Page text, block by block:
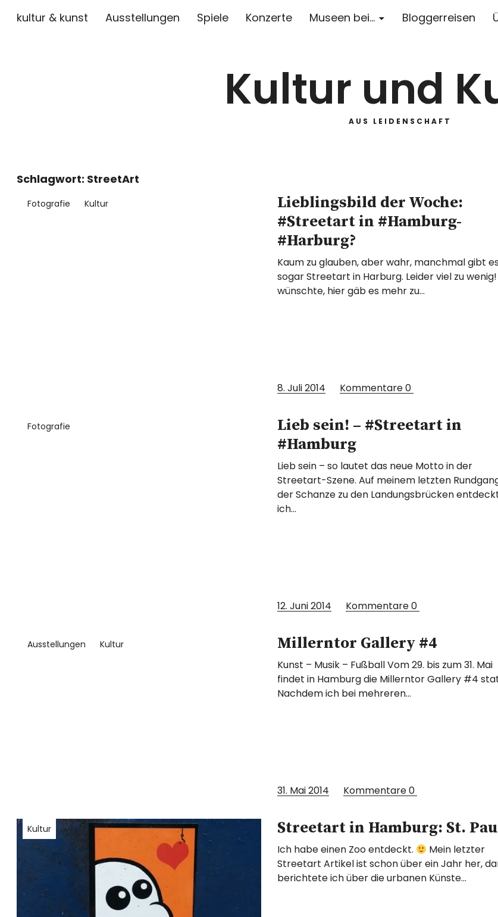
kultur & kunst Ausstellungen Spiele Konzerte Museen bei… Bloggerreisen
Kultur und
AUS LEIDENSCHAFT
Schlagwort: StreetArt
Fotografie Kultur
Lieblingsbild der Woche:
#Streetart in #Hamburg-
#Harburg?
Kaum zu glauben, aber wahr, manchmal gibt es
sogar Streetart in Harburg. Leider viel zu
wünschte, hier gäb es mehr zu…
8. Juli 2014 Kommentare0
Fotografie
Lieb sein! – #Streetart in
#Hamburg
Lieb sein – so lautet das neue Motto in der
Streetart-Szene. Auf meinem letzten
der Schanze zu den Landungsbrücken
ich…
12. Juni 2014 Kommentare0
Ausstellungen Kultur Millerntor Gallery #4
Kunst – Musik – Fußball Vom 29. bis zum 31. Mai
findet in Hamburg die Millerntor Gallery #4
Nachdem ich bei mehreren…
31. Mai 2014 Kommentare0
Kultur Streetart in Hamburg: St.
Ich habe einen Zoo entdeckt.
Mein letzter
Streetart Artikel ist schon über ein Jahr her,
berichtete ich über die urbanen Künste…